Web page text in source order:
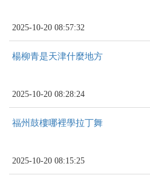
2025-10-20 08:57:32
楊柳青是天津什麼地方
2025-10-20 08:28:24
福州鼓樓哪裡學拉丁舞
2025-10-20 08:15:25